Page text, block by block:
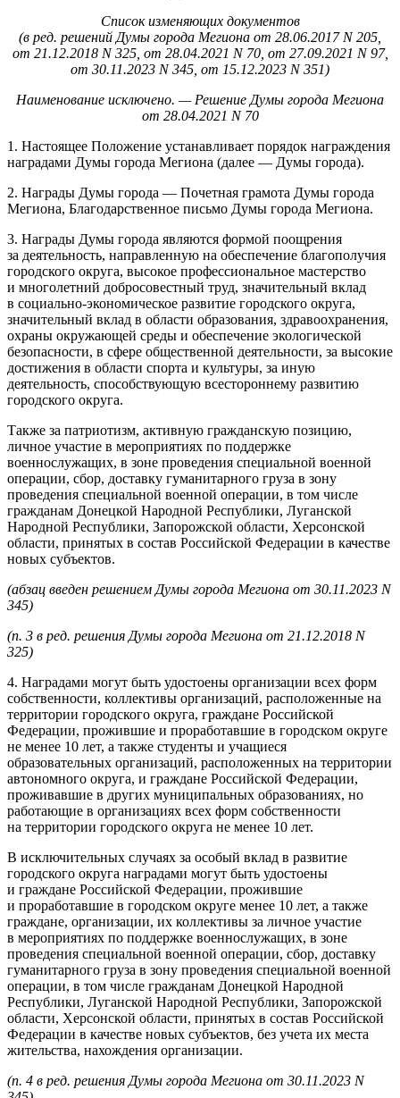
Список изменяющих документов
(в ред. решений Думы города Мегиона от 28.06.2017 N 205,
от 21.12.2018 N 325, от 28.04.2021 N 70, от 27.09.2021 N 97,
от 30.11.2023 N 345, от 15.12.2023 N 351)
Наименование исключено. — Решение Думы города Мегиона
от 28.04.2021 N 70
1. Настоящее Положение устанавливает порядок награждения
наградами Думы города Мегиона (далее — Думы города).
2. Награды Думы города — Почетная грамота Думы города
Мегиона, Благодарственное письмо Думы города Мегиона.
3. Награды Думы города являются формой поощрения
за деятельность, направленную на обеспечение благополучия
городского округа, высокое профессиональное мастерство
и многолетний добросовестный труд, значительный вклад
в социально-экономическое развитие городского округа,
значительный вклад в области образования, здравоохранения,
охраны окружающей среды и обеспечение экологической
безопасности, в сфере общественной деятельности, за высокие
достижения в области спорта и культуры, за иную
деятельность, способствующую всестороннему развитию
городского округа.
Также за патриотизм, активную гражданскую позицию,
личное участие в мероприятиях по поддержке
военнослужащих, в зоне проведения специальной военной
операции, сбор, доставку гуманитарного груза в зону
проведения специальной военной операции, в том числе
гражданам Донецкой Народной Республики, Луганской
Народной Республики, Запорожской области, Херсонской
области, принятых в состав Российской Федерации в качестве
новых субъектов.
(абзац введен решением Думы города Мегиона от 30.11.2023 N
345)
(п. 3 в ред. решения Думы города Мегиона от 21.12.2018 N
325)
4. Наградами могут быть удостоены организации всех форм
собственности, коллективы организаций, расположенные на
территории городского округа, граждане Российской
Федерации, прожившие и проработавшие в городском округе
не менее 10 лет, а также студенты и учащиеся
образовательных организаций, расположенных на территории
автономного округа, и граждане Российской Федерации,
проживавшие в других муниципальных образованиях, но
работающие в организациях всех форм собственности
на территории городского округа не менее 10 лет.
В исключительных случаях за особый вклад в развитие
городского округа наградами могут быть удостоены
и граждане Российской Федерации, прожившие
и проработавшие в городском округе менее 10 лет, а также
граждане, организации, их коллективы за личное участие
в мероприятиях по поддержке военнослужащих, в зоне
проведения специальной военной операции, сбор, доставку
гуманитарного груза в зону проведения специальной военной
операции, в том числе гражданам Донецкой Народной
Республики, Луганской Народной Республики, Запорожской
области, Херсонской области, принятых в состав Российской
Федерации в качестве новых субъектов, без учета их места
жительства, нахождения организации.
(п. 4 в ред. решения Думы города Мегиона от 30.11.2023 N